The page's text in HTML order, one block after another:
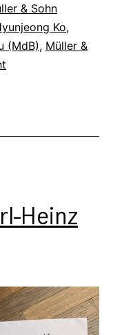
& Sohn
Ko,
(MdB), Müller &
Heinz